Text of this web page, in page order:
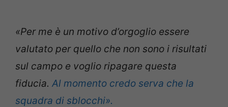
«Per me è un motivo d’orgoglio essere
valutato per quello che non sono i risultati
sul campo e voglio ripagare questa
fiducia. Al momento credo serva che la
squadra di sblocchi».